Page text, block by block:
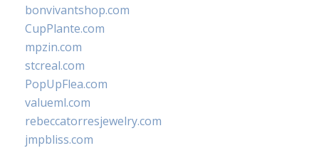
bonvivantshop.com
CupPlante.com
mpzin.com
stcreal.com
PopUpFlea.com
valueml.com
rebeccatorresjewelry.com
jmpbliss.com